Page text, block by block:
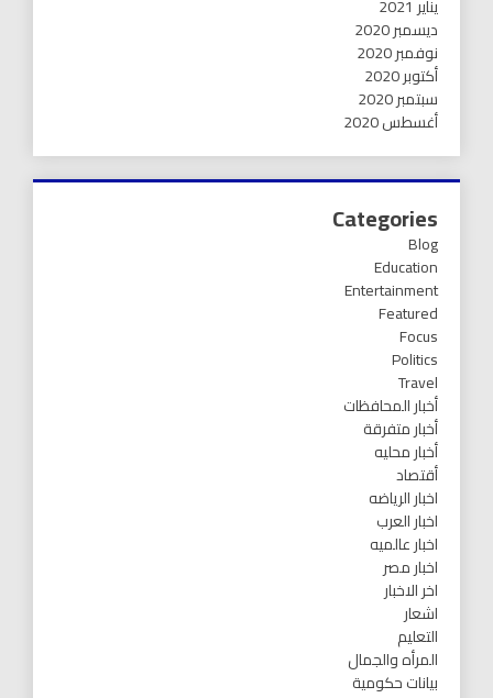
يناير 2021
ديسمبر 2020
نوفمبر 2020
أكتوبر 2020
سبتمبر 2020
أغسطس 2020
Categories
Blog
Education
Entertainment
Featured
Focus
Politics
Travel
أخبار المحافظات
أخبار متفرقة
أخبار محليه
أقتصاد
اخبار الرياضه
اخبار العرب
اخبار عالميه
اخبار مصر
اخر الاخبار
اشعار
التعليم
المرأه والجمال
بيانات حكومية